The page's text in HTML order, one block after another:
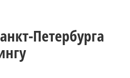
Петербурга